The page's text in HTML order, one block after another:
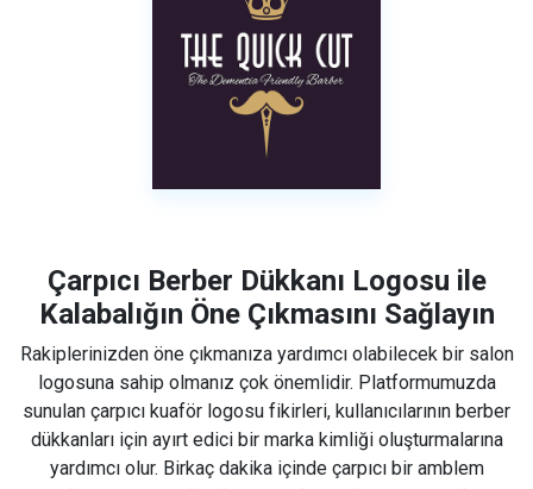
Çarpıcı Berber Dükkanı Logosu ile
Kalabalığın Öne Çıkmasını Sağlayın
Rakiplerinizden öne çıkmanıza yardımcı olabilecek bir salon
logosuna sahip olmanız çok önemlidir. Platformumuzda
sunulan çarpıcı kuaför logosu fikirleri, kullanıcılarının berber
dükkanları için ayırt edici bir marka kimliği oluşturmalarına
yardımcı olur. Birkaç dakika içinde çarpıcı bir amblem